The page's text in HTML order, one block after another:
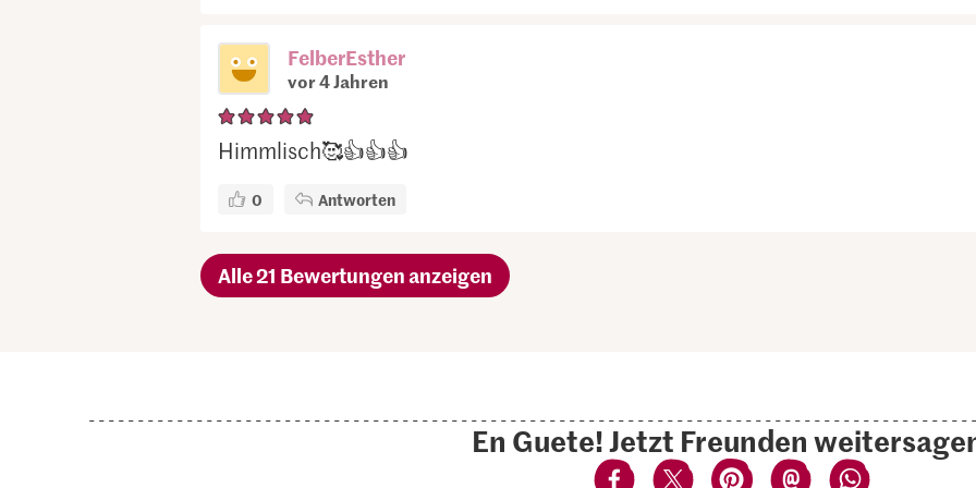
FelberEsther
vor 4 Jahren
Himmlisch🥰👍👍👍
0 Antworten
Alle 21 Bewertungen anzeigen
En Guete! Jetzt Freunden